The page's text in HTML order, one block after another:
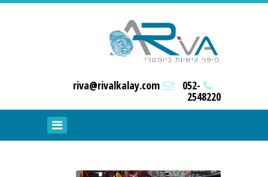
riva@rivalkalay.com 052-
2548220